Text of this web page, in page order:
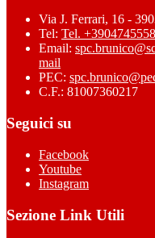
Via J. Ferrari, 16 -
Tel: Tel.
Email:
mail
PEC:
C.F.: 81007360217
Seguici su
Facebook
Youtube
Instagram
Sezione Link Utili